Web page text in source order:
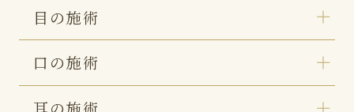
目の施術
口の施術
耳の施術